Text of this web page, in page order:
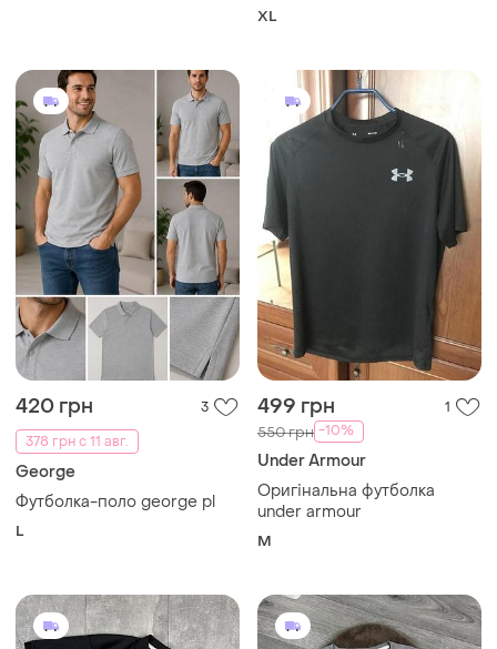
XL
420 грн
3
378 грн с 11 авг.
George
Футболка-поло george pl
L
499 грн 1
550 грн -10%
Under Armour
Оригінальна футболка
under armour
M